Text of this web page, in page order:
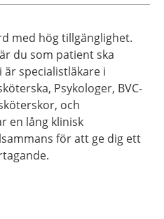
med hög tillgänglighet.
du som patient ska
är specialistläkare i
Psykologer, BVC-
och
en lång klinisk
för att ge dig ett